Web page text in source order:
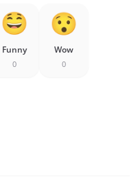
Funny
0
Wow
0